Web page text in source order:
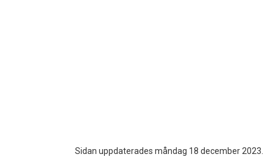
Sidan uppdaterades måndag 18 december 2023.